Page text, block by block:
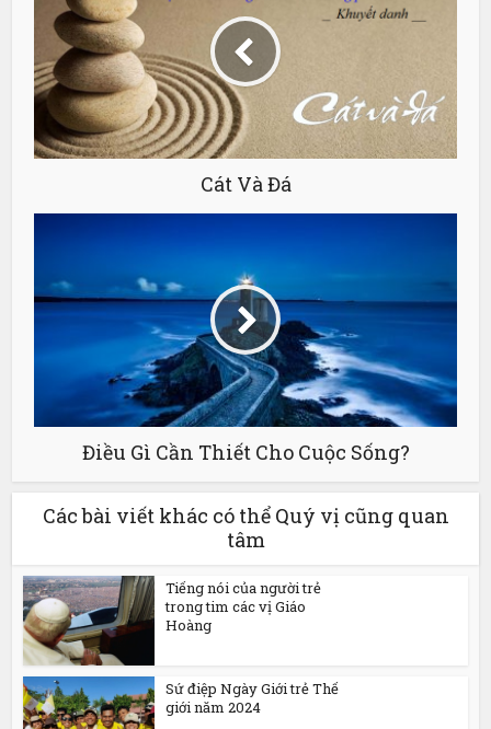
Cát Và Đá
Điều Gì Cần Thiết Cho Cuộc Sống?
Các bài viết khác có thể Quý vị cũng quan
tâm
Tiếng nói của người trẻ
trong tim các vị Giáo
Hoàng
Sứ điệp Ngày Giới trẻ Thế
giới năm 2024